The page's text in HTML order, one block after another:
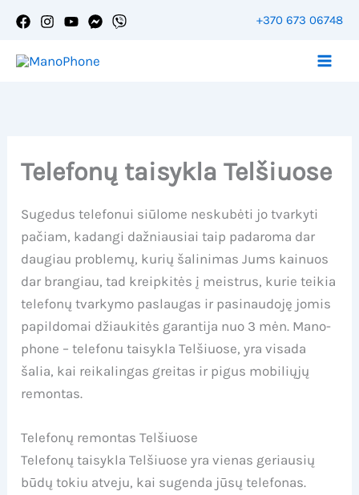
Pereiti
prie
turinio
+370 673 06748
Telefonų taisykla Telšiuose
Sugedus telefonui siūlome neskubėti jo tvarkyti
pačiam, kadangi dažniausiai taip padaroma dar
daugiau problemų, kurių šalinimas Jums kainuos
dar brangiau, tad kreipkitės į meistrus, kurie teikia
telefonų tvarkymo paslaugas ir pasinaudoję jomis
papildomai džiaukitės garantija nuo 3 mėn. Mano-
phone – telefonu taisykla Telšiuose, yra visada
šalia, kai reikalingas greitas ir pigus mobiliųjų
remontas.
Telefonų remontas Telšiuose
Telefonų taisykla Telšiuose yra vienas geriausių
būdų tokiu atveju, kai sugenda jūsų telefonas.